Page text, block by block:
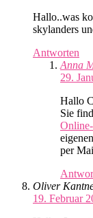
Hallo..was
skylanders
Antworten
Anna
29.
Hallo
Sie
per
Oliver
19. Februar